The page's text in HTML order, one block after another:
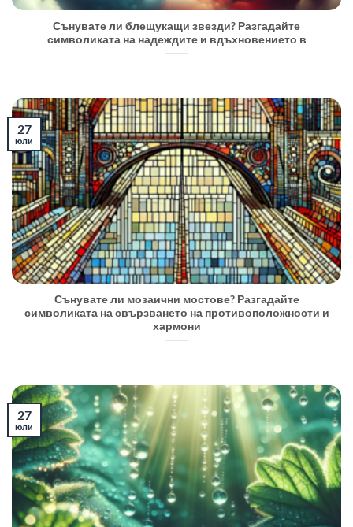
Сънувате ли блещукащи звезди? Разгадайте
символиката на надеждите и вдъхновението в
Сънувате ли мозаични мостове? Разгадайте
символиката на свързването на противоположности и
хармони
27
юли
27
юли